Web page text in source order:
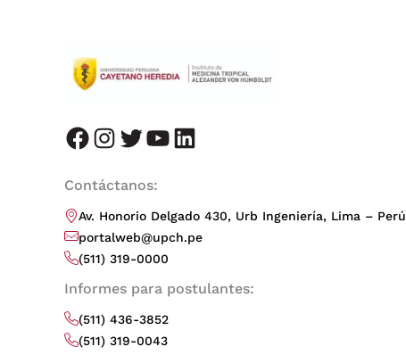
facebook instagram twitter youtube LinkedIn
Contáctanos:
Av. Honorio Delgado 430, Urb Ingeniería, Lima – Perú
portalweb@upch.pe
(511) 319-0000
Informes para postulantes:
(511) 436-3852
(511) 319-0043